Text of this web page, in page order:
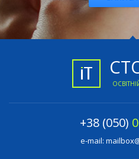
+38 (050)
e-mail: